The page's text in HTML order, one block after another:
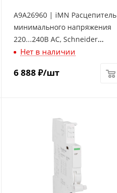
A9A26960 | iMN Расцепитель
минимального напряжения
220...240В AC, Schneider
Electric
Нет в наличии
6 888 ₽/шт